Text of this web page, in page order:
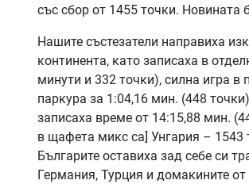
със сбор от 1455 точки. Новината
Нашите състезатели направиха
континента, като записаха в
минути и 332 точки), силна игра в
паркура за 1:04,16 мин. (448
записаха време от 14:15,88 мин.
в щафета микс са] Унгария – 1543
Българите оставиха зад себе си
Германия, Турция и домакините